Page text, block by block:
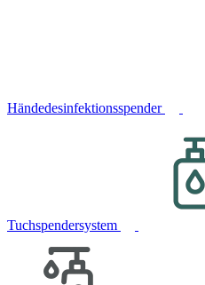
Händedesinfektionsspender
Tuchspendersystem